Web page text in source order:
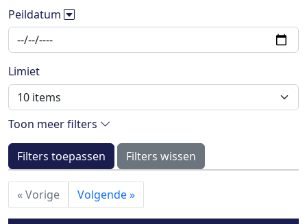
Peildatum
Limiet
Toon meer filters
Filters toepassen Filters wissen
«Vorige Volgende»